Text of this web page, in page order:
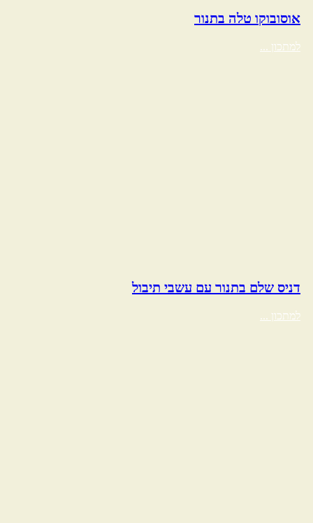
אוסובוקו טלה בתנור
למתכון ...
דניס שלם בתנור עם עשבי תיבול
למתכון ...